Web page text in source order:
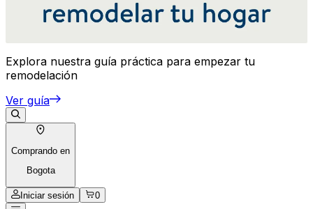
Explora nuestra guía práctica para empezar tu
remodelación
Ver guía
Comprando en
Bogota
Iniciar sesión 0